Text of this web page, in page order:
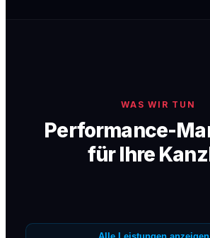
WAS WIR TUN
Performance-
für Ihre